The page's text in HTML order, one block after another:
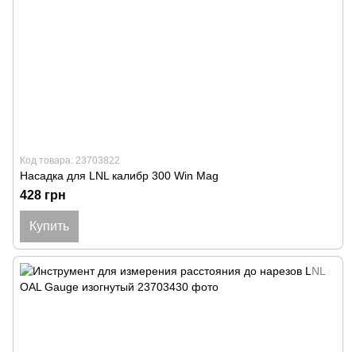
Код товара: 23703822
Насадка для LNL калибр 300 Win Mag
428 грн
Купить